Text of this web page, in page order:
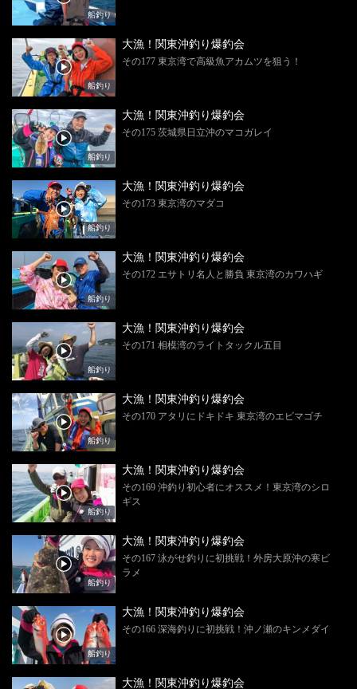
船釣り
船釣り
大漁！関東沖釣り爆釣会
その177 東京湾で高級魚アカムツを狙う！
船釣り
大漁！関東沖釣り爆釣会
その175 茨城県日立沖のマコガレイ
船釣り
大漁！関東沖釣り爆釣会
その173 東京湾のマダコ
船釣り
大漁！関東沖釣り爆釣会
その172 エサトリ名人と勝負 東京湾のカワハギ
船釣り
大漁！関東沖釣り爆釣会
その171 相模湾のライトタックル五目
船釣り
大漁！関東沖釣り爆釣会
その170 アタリにドキドキ 東京湾のエビマゴチ
船釣り
大漁！関東沖釣り爆釣会
その169 沖釣り初心者にオススメ！東京湾のシロ
ギス
船釣り
大漁！関東沖釣り爆釣会
その167 泳がせ釣りに初挑戦！外房大原沖の寒ビ
ラメ
船釣り
大漁！関東沖釣り爆釣会
その166 深海釣りに初挑戦！沖ノ瀬のキンメダイ
大漁！関東沖釣り爆釣会